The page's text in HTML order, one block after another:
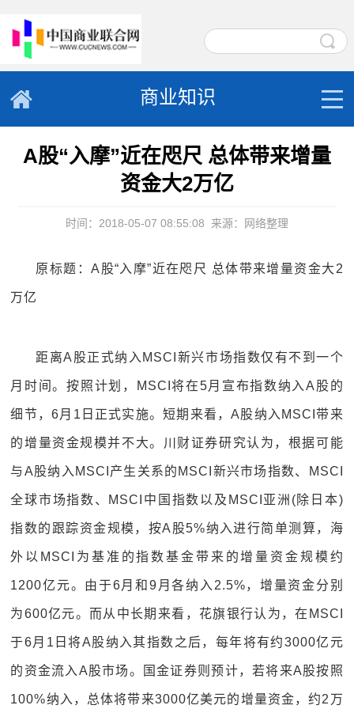
商业知识
A股“入摩”近在咫尺 总体带来增量
资金大2万亿
时间：2018-05-07 08:55:08 来源：网络整理
原标题：A股“入摩”近在咫尺 总体带来增量资金大2
万亿
距离A股正式纳入MSCI新兴市场指数仅有不到一个
月时间。按照计划，MSCI将在5月宣布指数纳入A股的
细节，6月1日正式实施。短期来看，A股纳入MSCI带来
的增量资金规模并不大。川财证券研究认为，根据可能
与A股纳入MSCI产生关系的MSCI新兴市场指数、MSCI
全球市场指数、MSCI中国指数以及MSCI亚洲(除日本)
指数的跟踪资金规模，按A股5%纳入进行简单测算，海
外以MSCI为基准的指数基金带来的增量资金规模约
1200亿元。由于6月和9月各纳入2.5%，增量资金分别
为600亿元。而从中长期来看，花旗银行认为，在MSCI
于6月1日将A股纳入其指数之后，每年将有约3000亿元
的资金流入A股市场。国金证券则预计，若将来A股按照
100%纳入，总体将带来3000亿美元的增量资金，约2万